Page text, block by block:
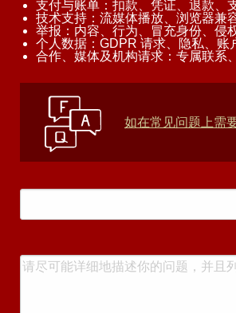
支付与账单：扣款、凭证、退款、
技术支持：流媒体播放、浏览器兼
举报：内容、行为、冒充身份、侵
个人数据：GDPR 请求、隐私、账
合作、媒体及机构请求：专属联系
如在常见问题上需